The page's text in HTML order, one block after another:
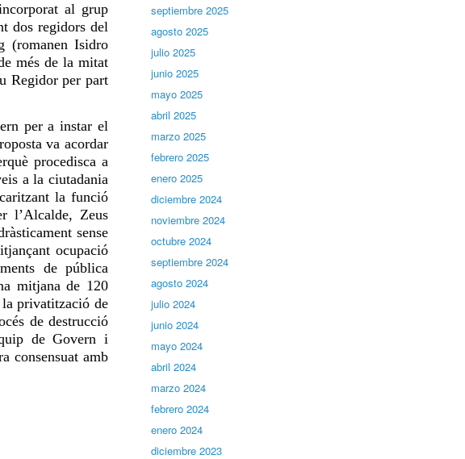
al grup
dos regidors del
(romanen Isidro
més de la mitat
Regidor per part
per a instar el
va acordar
procedisca a
a la ciutadania
la funció
l’Alcalde, Zeus
sense
ocupació
de pública
mitjana de 120
la privatització de
de destrucció
de Govern i
consensuat amb
septiembre 2025
agosto 2025
julio 2025
junio 2025
mayo 2025
abril 2025
marzo 2025
febrero 2025
enero 2025
diciembre 2024
noviembre 2024
octubre 2024
septiembre 2024
agosto 2024
julio 2024
junio 2024
mayo 2024
abril 2024
marzo 2024
febrero 2024
enero 2024
diciembre 2023